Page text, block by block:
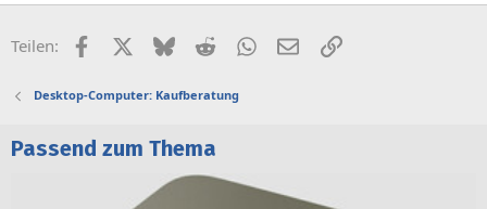
Teilen: FacebookX (Twitter)
BlueskyRedditWhatsApp
E-MailLink
Desktop-Computer: Kaufberatung
Passend zum Thema